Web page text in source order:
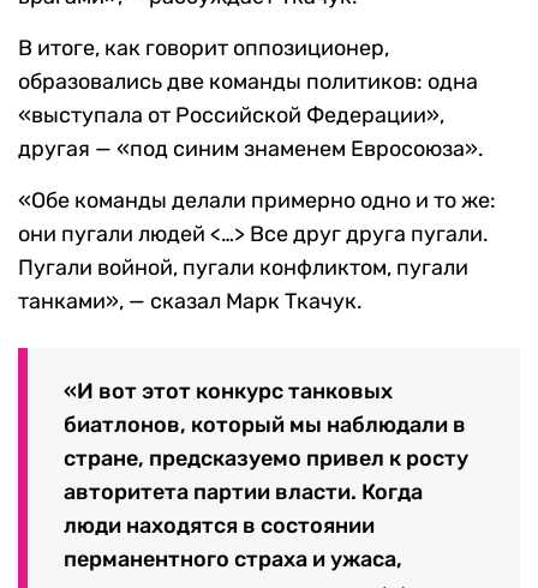
В итоге, как говорит оппозиционер,
образовались две команды политиков: одна
«выступала от Российской Федерации»,
другая — «под синим знаменем Евросоюза».
«Обе команды делали примерно одно и то же:
они пугали людей <…> Все друг друга пугали.
Пугали войной, пугали конфликтом, пугали
танками», — сказал Марк Ткачук.
«И вот этот конкурс танковых
биатлонов, который мы наблюдали в
стране, предсказуемо привел к росту
авторитета партии власти. Когда
люди находятся в состоянии
перманентного страха и ужаса,